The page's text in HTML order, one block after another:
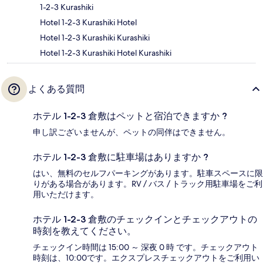
1-2-3 Kurashiki
Hotel 1-2-3 Kurashiki Hotel
Hotel 1-2-3 Kurashiki Kurashiki
Hotel 1-2-3 Kurashiki Hotel Kurashiki
よくある質問
ホテル 1-2-3 倉敷はペットと宿泊できますか ?
申し訳ございませんが、ペットの同伴はできません。
ホテル 1-2-3 倉敷に駐車場はありますか ?
はい、無料のセルフパーキングがあります。駐車スペースに限
りがある場合があります。RV / バス / トラック用駐車場をご利
用いただけます。
ホテル 1-2-3 倉敷のチェックインとチェックアウトの
時刻を教えてください。
チェックイン時間は 15:00 ～ 深夜 0 時 です。チェックアウト
時刻は、10:00です。エクスプレスチェックアウトをご利用い